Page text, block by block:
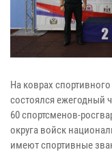
На коврах
состоялся ежегодный
60 спортсменов-
округа войск
имеют спортивные